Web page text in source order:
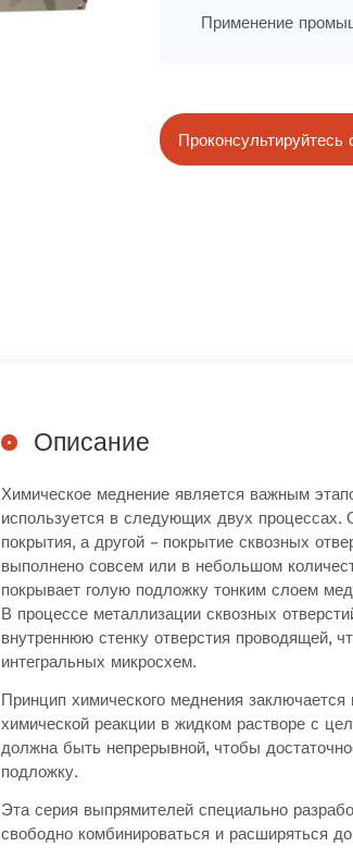
Применение
Проконсультируйтесь
Описание
Химическое меднение является важным
используется в следующих двух процессах.
покрытия, а другой – покрытие сквозных
выполнено совсем или в небольшом
покрывает голую подложку тонким слоем
В процессе металлизации сквозных
внутреннюю стенку отверстия проводящей,
интегральных микросхем.
Принцип химического меднения
химической реакции в жидком растворе с
должна быть непрерывной, чтобы
подложку.
Эта серия выпрямителей специально
свободно комбинироваться и расширяться